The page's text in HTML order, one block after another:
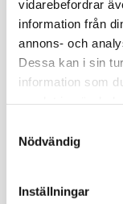
vidarebefordrar
information från
annons- och
Dessa kan i sin
information som
Nödvändig
Inställningar